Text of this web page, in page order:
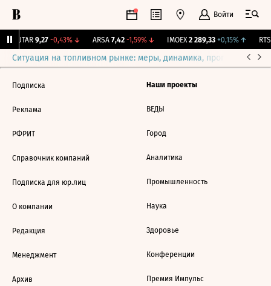
Войти
UTAR 9,27 -0,43%↓ ARSA 7,42 -1,59%↓ IMOEX 2 289,33 +0,15%↑ RTSI
Ситуация на топливном рынке: меры, динамика, прогнозы
Подписка
Реклама
РФРИТ
Справочник компаний
Подписка для юр.лиц
О компании
Редакция
Менеджмент
Архив
Наши проекты
ВЕДЫ
Город
Аналитика
Промышленность
Наука
Здоровье
Конференции
Премия Импульс